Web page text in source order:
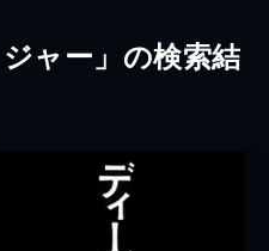
ジャー」の検索結